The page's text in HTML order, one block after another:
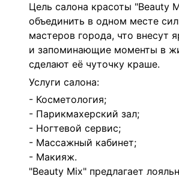
Цель салона красоты "Beauty
объединить в одном месте
мастеров города, что внесут
и запоминающие моменты в
сделают её чуточку краше.
Услуги салона:
- Косметология;
- Парикмахерский зал;
- Ногтевой сервис;
- Массажный кабинет;
- Макияж.
"Beauty Mix" предлагает